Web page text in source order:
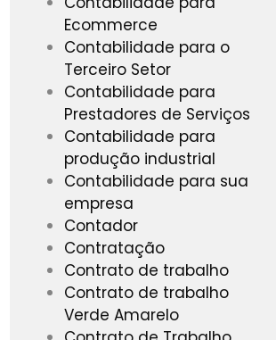
Ecommerce
Contabilidade para o
Terceiro Setor
Contabilidade para
Prestadores de Serviços
Contabilidade para
produção industrial
Contabilidade para sua
empresa
Contador
Contratação
Contrato de trabalho
Contrato de trabalho
Verde Amarelo